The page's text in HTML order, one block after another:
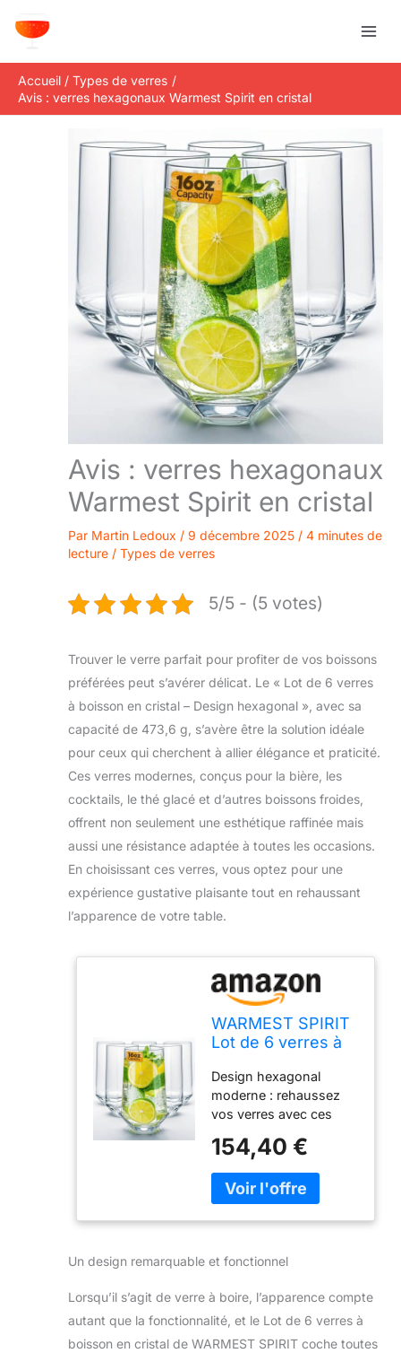
Accueil
Types de verres
Avis : verres hexagonaux Warmest Spirit en cristal
Avis : verres hexagonaux
Warmest Spirit en cristal
Par Martin Ledoux / 9 décembre 2025 / 4 minutes de
lecture / Types de verres
5/5 - (5 votes)
Trouver le verre parfait pour profiter de vos boissons
préférées peut s’avérer délicat. Le « Lot de 6 verres
à boisson en cristal – Design hexagonal », avec sa
capacité de 473,6 g, s’avère être la solution idéale
pour ceux qui cherchent à allier élégance et praticité.
Ces verres modernes, conçus pour la bière, les
cocktails, le thé glacé et d’autres boissons froides,
offrent non seulement une esthétique raffinée mais
aussi une résistance adaptée à toutes les occasions.
En choisissant ces verres, vous optez pour une
expérience gustative plaisante tout en rehaussant
l’apparence de votre table.
WARMEST SPIRIT
Lot de 6 verres à
- Design
hexagonal - Verre
à bière de 473,6 g
et verre Highball -
Modernes pour
bière, cocktails,
thé glacé,
et utilisation
Design hexagonal
moderne : rehaussez
vos verres avec ces
473,6 g, dotés d'une
forme hexagonale
élégante. Leur design
contemporain ajoute
une touche
pour les occasions
formelles. Cristal sans
plomb de qualité
supérieure : fabriqué à
154,40 €
Un design remarquable et fonctionnel
Lorsqu’il s’agit de verre à boire, l’apparence compte
autant que la fonctionnalité, et le Lot de 6 verres à
boisson en cristal de WARMEST SPIRIT coche toutes
e
c
h
e